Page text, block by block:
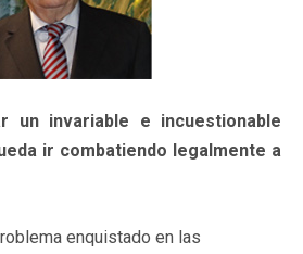
un invariable e incuestionable
ir combatiendo legalmente a
enquistado en las